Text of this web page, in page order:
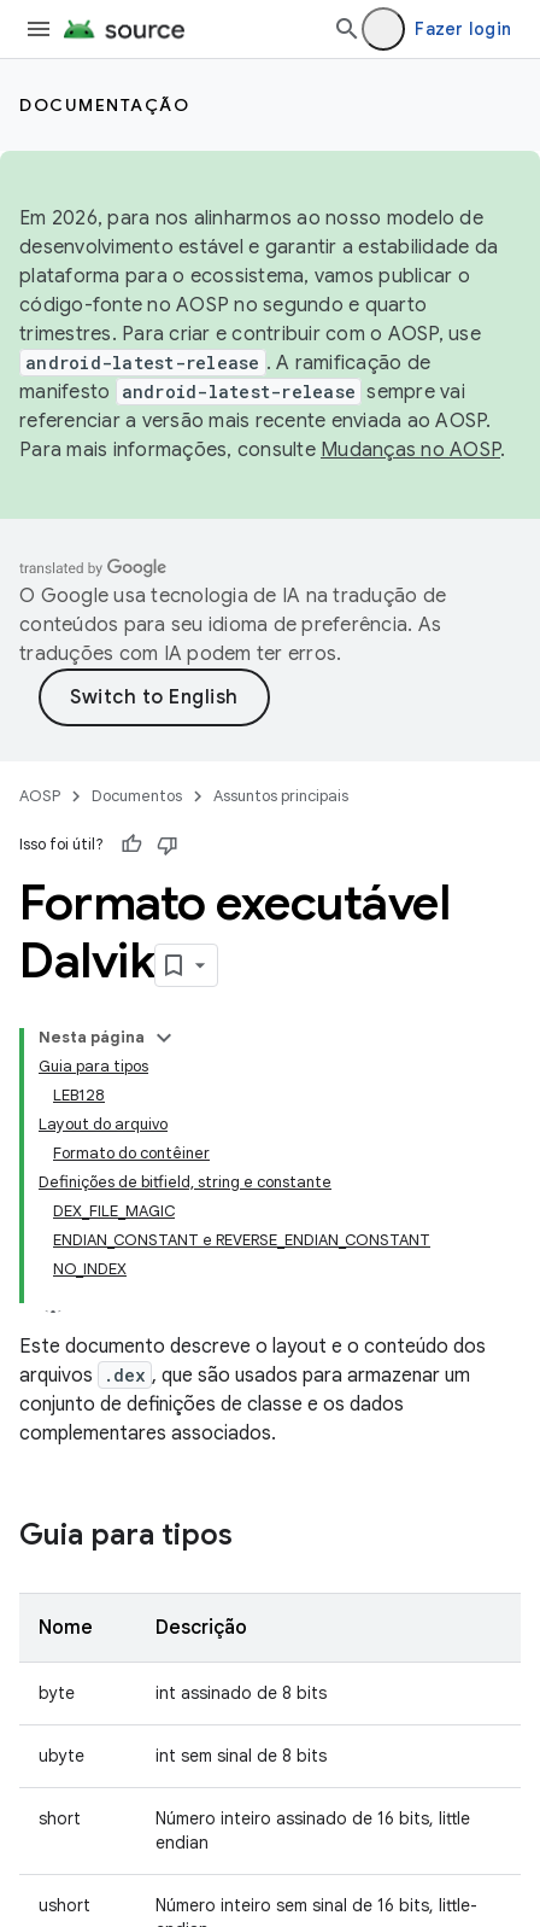
Fazer login
DOCUMENTAÇÃO
Em 2026, para nos alinharmos ao nosso modelo de
desenvolvimento estável e garantir a estabilidade da
plataforma para o ecossistema, vamos publicar o
código-fonte no AOSP no segundo e quarto
trimestres. Para criar e contribuir com o AOSP, use
android-latest-release . A ramificação de
manifesto
android-latest-release sempre vai
referenciar a versão mais recente enviada ao AOSP.
Para mais informações, consulte Mudanças no AOSP.
O Google usa tecnologia de IA na tradução de
conteúdos para seu idioma de preferência. As
traduções com IA podem ter erros.
AOSP Documentos Assuntos principais
Isso foi útil?
Formato executável
Dalvik
Nesta página
Guia para tipos
LEB128
Layout do arquivo
Formato do contêiner
Definições de bitfield, string e constante
DEX_FILE_MAGIC
ENDIAN_CONSTANT e REVERSE_ENDIAN_CONSTANT
NO_INDEX
Este documento descreve o layout e o conteúdo dos
arquivos
.dex , que são usados para armazenar um
conjunto de definições de classe e os dados
complementares associados.
Guia para tipos
Nome Descrição
byte int assinado de 8 bits
ubyte int sem sinal de 8 bits
short
Número inteiro assinado de 16 bits, little
endian
ushort
Número inteiro sem sinal de 16 bits, little-